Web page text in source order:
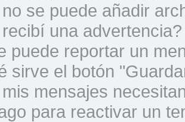
se puede añadir
una advertencia?
puede reportar un
sirve el botón
mensajes
para reactivar un